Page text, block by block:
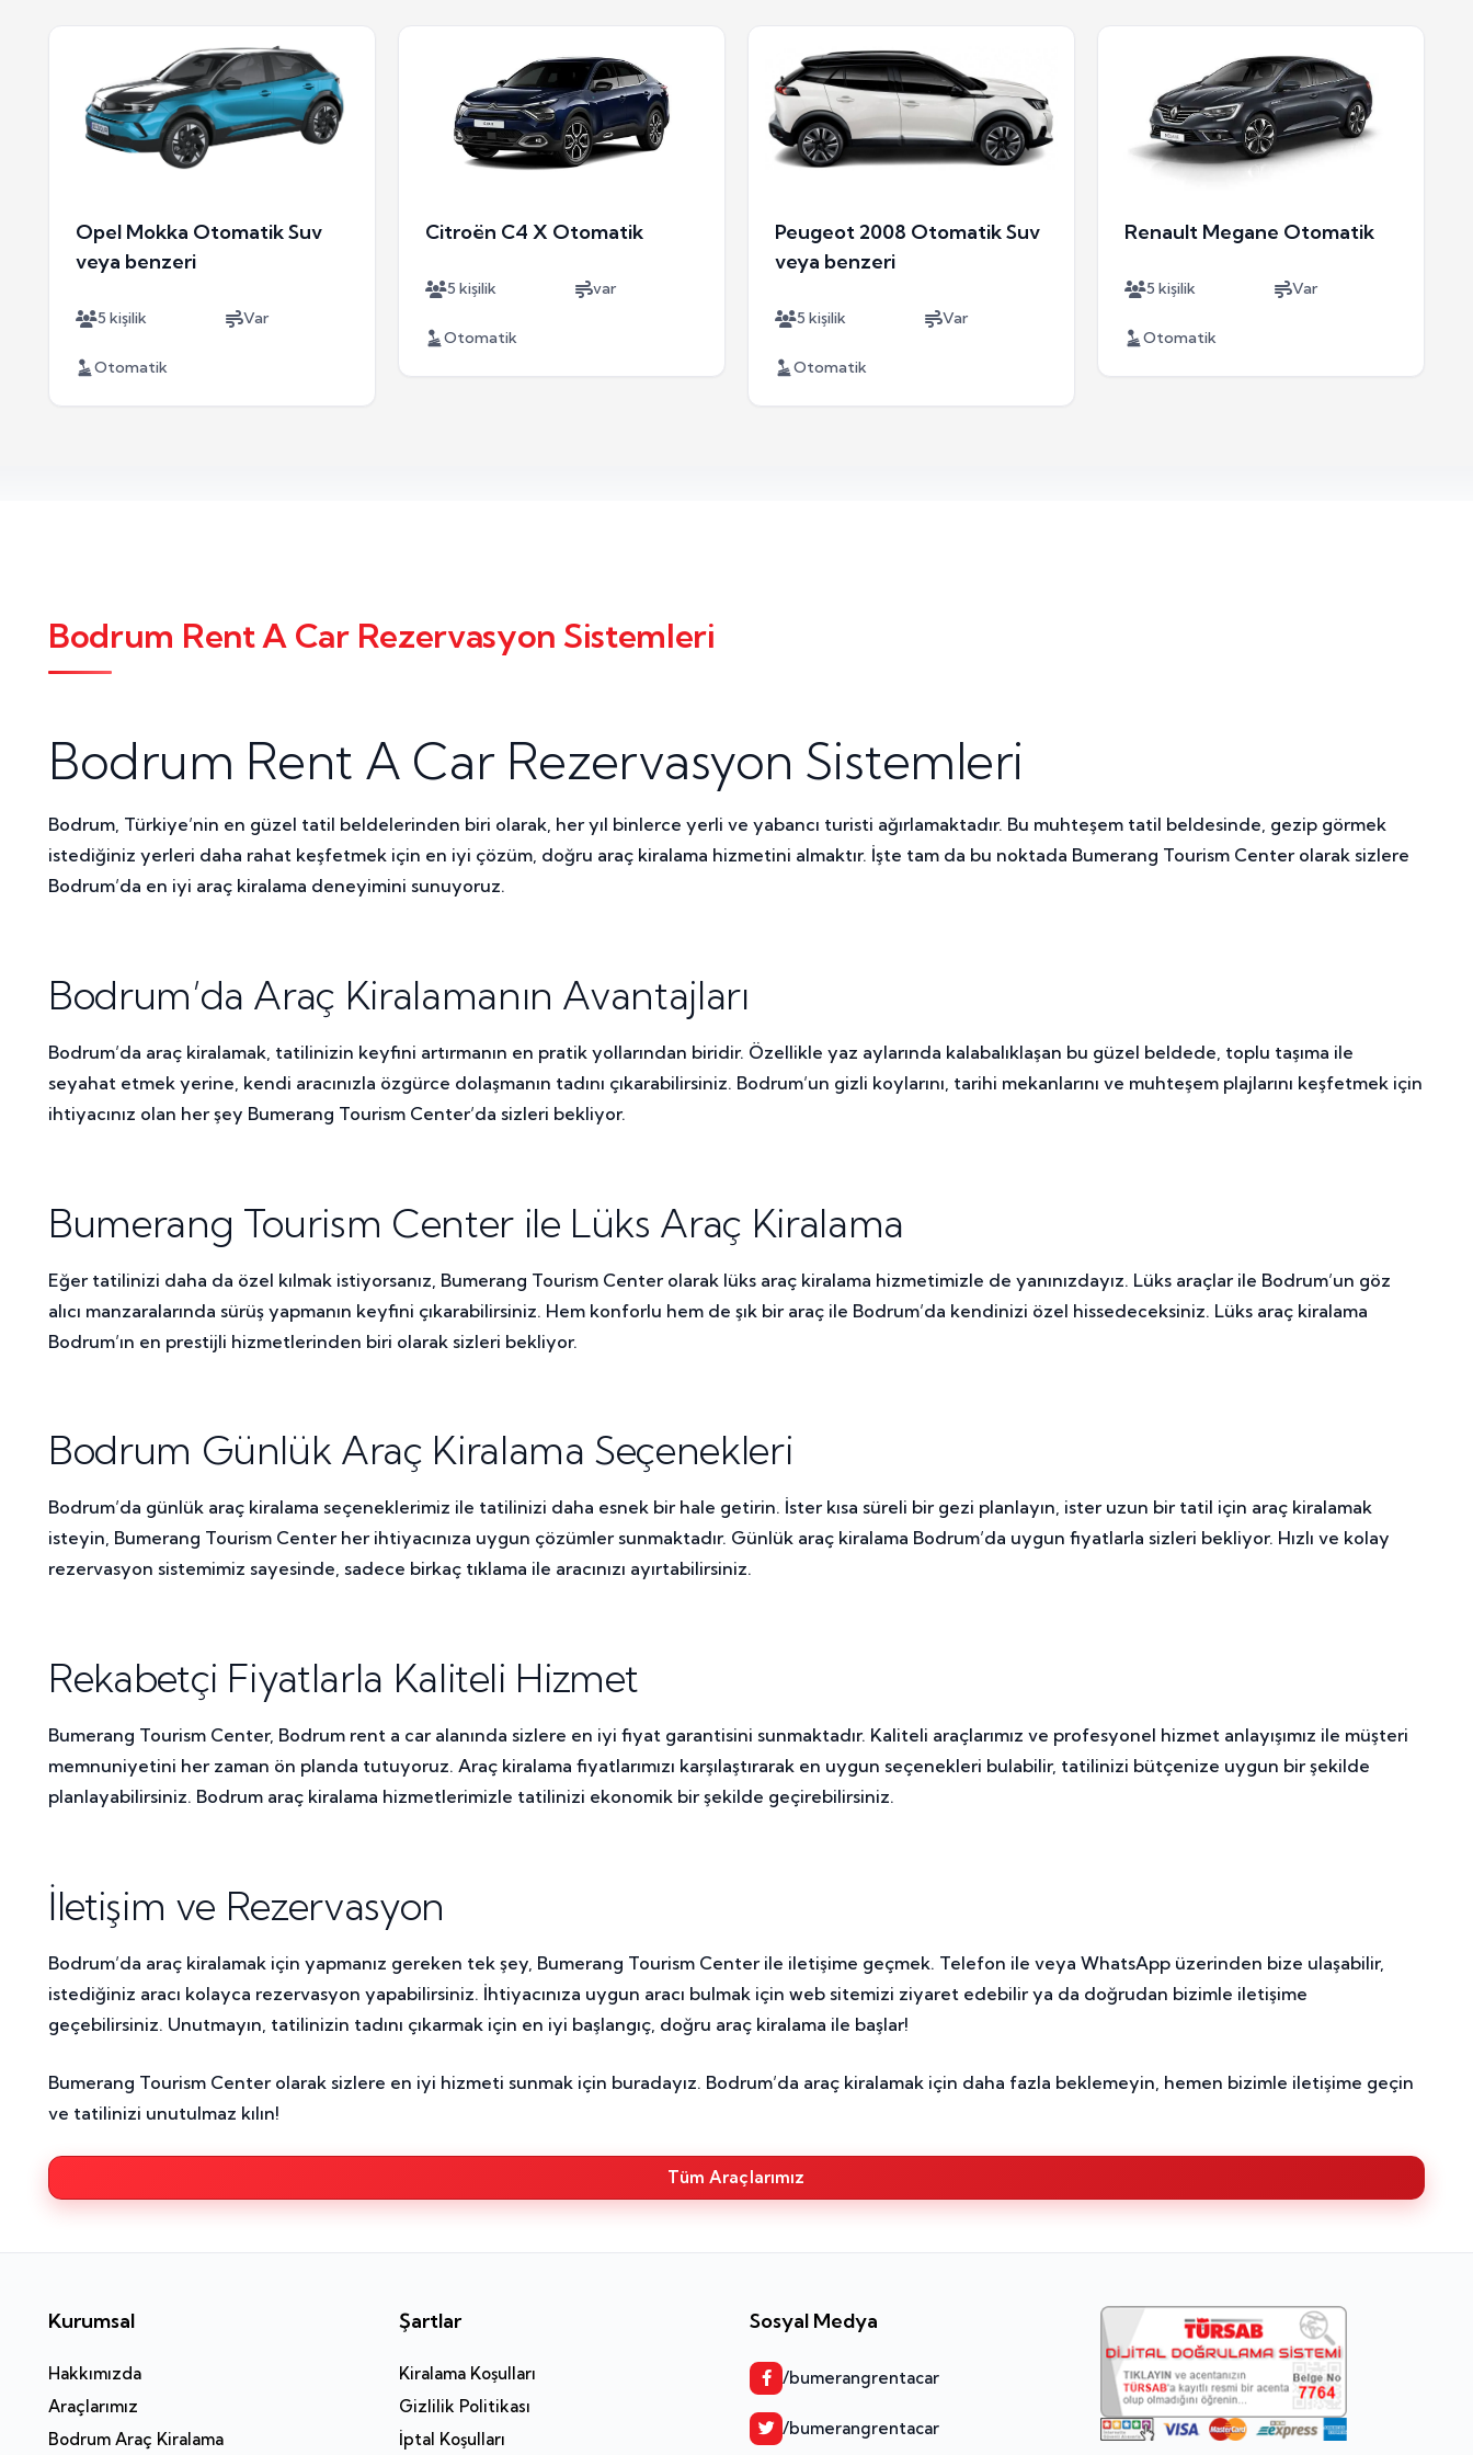
Opel Mokka Otomatik Suv
veya benzeri
5 kişilik Var
Otomatik
Citroën C4 X Otomatik
5 kişilik var
Otomatik
Peugeot 2008 Otomatik Suv
veya benzeri
5 kişilik Var
Otomatik
Renault Megane Otomatik
5 kişilik Var
Otomatik
Bodrum Rent A Car Rezervasyon Sistemleri
Bodrum Rent A Car Rezervasyon Sistemleri
Bodrum, Türkiye’nin en güzel tatil beldelerinden biri olarak, her yıl binlerce yerli ve yabancı turisti ağırlamaktadır. Bu muhteşem tatil beldesinde, gezip görmek
istediğiniz yerleri daha rahat keşfetmek için en iyi çözüm, doğru araç kiralama hizmetini almaktır. İşte tam da bu noktada Bumerang Tourism Center olarak sizlere
Bodrum’da en iyi araç kiralama deneyimini sunuyoruz.
Bodrum’da Araç Kiralamanın Avantajları
Bodrum’da araç kiralamak, tatilinizin keyfini artırmanın en pratik yollarından biridir. Özellikle yaz aylarında kalabalıklaşan bu güzel beldede, toplu taşıma ile
seyahat etmek yerine, kendi aracınızla özgürce dolaşmanın tadını çıkarabilirsiniz. Bodrum’un gizli koylarını, tarihi mekanlarını ve muhteşem plajlarını keşfetmek için
ihtiyacınız olan her şey Bumerang Tourism Center’da sizleri bekliyor.
Bumerang Tourism Center ile Lüks Araç Kiralama
Eğer tatilinizi daha da özel kılmak istiyorsanız, Bumerang Tourism Center olarak lüks araç kiralama hizmetimizle de yanınızdayız. Lüks araçlar ile Bodrum’un göz
alıcı manzaralarında sürüş yapmanın keyfini çıkarabilirsiniz. Hem konforlu hem de şık bir araç ile Bodrum’da kendinizi özel hissedeceksiniz. Lüks araç kiralama
Bodrum’ın en prestijli hizmetlerinden biri olarak sizleri bekliyor.
Bodrum Günlük Araç Kiralama Seçenekleri
Bodrum’da günlük araç kiralama seçeneklerimiz ile tatilinizi daha esnek bir hale getirin. İster kısa süreli bir gezi planlayın, ister uzun bir tatil için araç kiralamak
isteyin, Bumerang Tourism Center her ihtiyacınıza uygun çözümler sunmaktadır. Günlük araç kiralama Bodrum’da uygun fiyatlarla sizleri bekliyor. Hızlı ve kolay
rezervasyon sistemimiz sayesinde, sadece birkaç tıklama ile aracınızı ayırtabilirsiniz.
Rekabetçi Fiyatlarla Kaliteli Hizmet
Bumerang Tourism Center, Bodrum rent a car alanında sizlere en iyi fiyat garantisini sunmaktadır. Kaliteli araçlarımız ve profesyonel hizmet anlayışımız ile müşteri
memnuniyetini her zaman ön planda tutuyoruz. Araç kiralama fiyatlarımızı karşılaştırarak en uygun seçenekleri bulabilir, tatilinizi bütçenize uygun bir şekilde
planlayabilirsiniz. Bodrum araç kiralama hizmetlerimizle tatilinizi ekonomik bir şekilde geçirebilirsiniz.
İletişim ve Rezervasyon
Bodrum’da araç kiralamak için yapmanız gereken tek şey, Bumerang Tourism Center ile iletişime geçmek. Telefon ile veya WhatsApp üzerinden bize ulaşabilir,
istediğiniz aracı kolayca rezervasyon yapabilirsiniz. İhtiyacınıza uygun aracı bulmak için web sitemizi ziyaret edebilir ya da doğrudan bizimle iletişime
geçebilirsiniz. Unutmayın, tatilinizin tadını çıkarmak için en iyi başlangıç, doğru araç kiralama ile başlar!
Bumerang Tourism Center olarak sizlere en iyi hizmeti sunmak için buradayız. Bodrum’da araç kiralamak için daha fazla beklemeyin, hemen bizimle iletişime geçin
ve tatilinizi unutulmaz kılın!
Tüm Araçlarımız
Kurumsal
Hakkımızda
Araçlarımız
Bodrum Araç Kiralama
Şartlar
Kiralama Koşulları
Gizlilik Politikası
İptal Koşulları
Sosyal Medya
/bumerangrentacar
/bumerangrentacar